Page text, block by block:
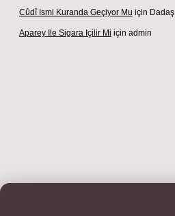
Cûdî Ismi Kuranda Geçiyor Mu için Dadaş
Aparey Ile Sigara Içilir Mi için admin
adresibetexper.xyzm elexbet